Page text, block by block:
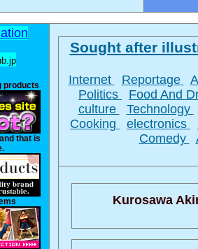
products
that is
Sought after
Internet Reportage
Politics
Food And
culture
Technology
Cooking
electronics
Comedy
Kurosawa